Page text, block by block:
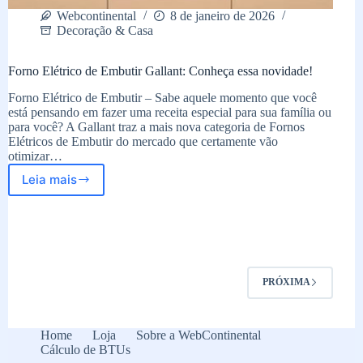
Webcontinental
8 de janeiro de 2026
Decoração & Casa
Forno Elétrico de Embutir Gallant: Conheça essa novidade!
Forno Elétrico de Embutir – Sabe aquele momento que você
está pensando em fazer uma receita especial para sua família ou
para você? A Gallant traz a mais nova categoria de Fornos
Elétricos de Embutir do mercado que certamente vão
otimizar…
Leia mais
Forno
PRÓXIMA
Home Loja
Sobre a WebContinental
Cálculo de BTUs